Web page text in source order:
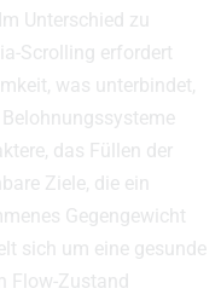
Unterschied zu
Scrolling erfordert
was unterbindet,
das Füllen der
Ziele, die ein
Gegengewicht
sich um eine gesunde
Flow-Zustand